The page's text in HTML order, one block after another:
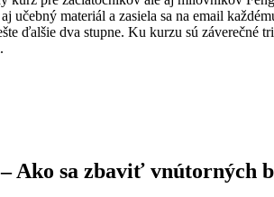
učebný materiál a zasiela sa na email
ďalšie dva stupne. Ku kurzu sú
Ako sa zbaviť vnútorných